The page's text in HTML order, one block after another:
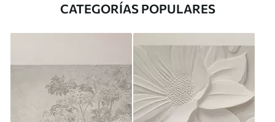
CATEGORÍAS POPULARES